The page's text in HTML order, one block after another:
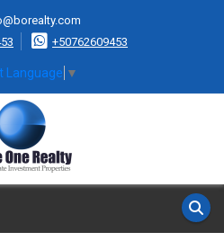
+50762609453
Language ▼